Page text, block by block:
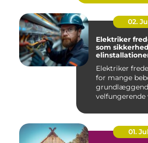
02.
Elektriker
som
Elektriker
for mange
velfungerende
01. Jul